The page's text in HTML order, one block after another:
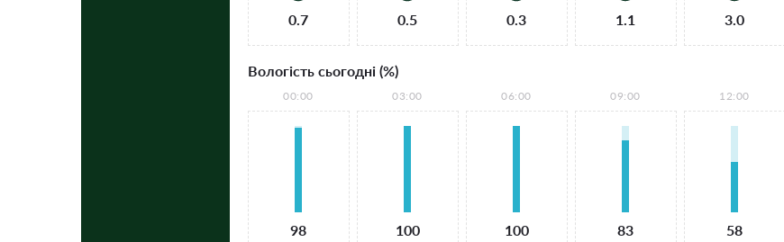
0.7 0.5 0.3 1.1 3.0
Вологість сьогодні (%)
00:00
98
03:00
100
06:00
100
09:00
83
12:00
58